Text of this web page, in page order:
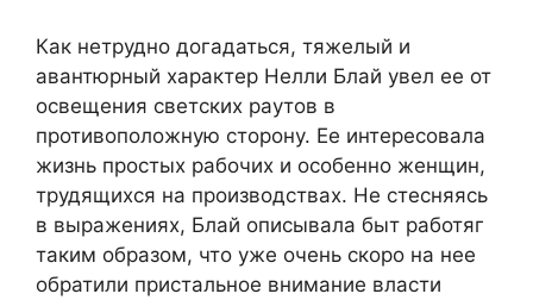
Как нетрудно догадаться, тяжелый и
авантюрный характер Нелли Блай увел ее от
освещения светских раутов в
противоположную сторону. Ее интересовала
жизнь простых рабочих и особенно женщин,
трудящихся на производствах. Не стесняясь
в выражениях, Блай описывала быт работяг
таким образом, что уже очень скоро на нее
обратили пристальное внимание власти